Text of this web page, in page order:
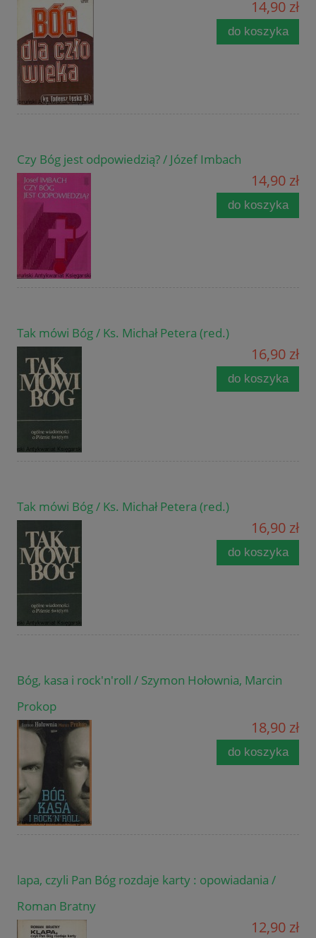
14,90 zł
do koszyka
Czy Bóg jest odpowiedzią? / Józef Imbach
14,90 zł
do koszyka
Tak mówi Bóg / Ks. Michał Petera (red.)
16,90 zł
do koszyka
Tak mówi Bóg / Ks. Michał Petera (red.)
16,90 zł
do koszyka
Bóg, kasa i rock'n'roll / Szymon Hołownia, Marcin
Prokop
18,90 zł
do koszyka
lapa, czyli Pan Bóg rozdaje karty : opowiadania /
Roman Bratny
12,90 zł